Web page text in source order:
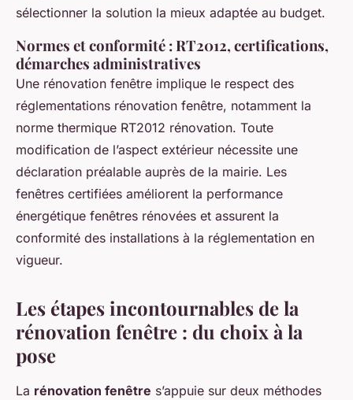
sélectionner la solution la mieux adaptée au budget.
Normes et conformité : RT2012, certifications,
démarches administratives
Une rénovation fenêtre implique le respect des
réglementations rénovation fenêtre, notamment la
norme thermique RT2012 rénovation. Toute
modification de l’aspect extérieur nécessite une
déclaration préalable auprès de la mairie. Les
fenêtres certifiées améliorent la performance
énergétique fenêtres rénovées et assurent la
conformité des installations à la réglementation en
vigueur.
Les étapes incontournables de la
rénovation fenêtre : du choix à la
pose
La rénovation fenêtre s’appuie sur deux méthodes